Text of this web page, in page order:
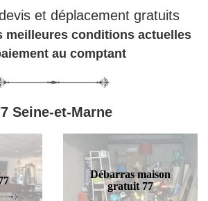
et déplacement gratuits
meilleures conditions actuelles
au comptant
Seine-et-Marne
Débarras maison
gratuit 77